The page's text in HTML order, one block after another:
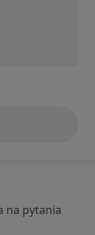
na pytania